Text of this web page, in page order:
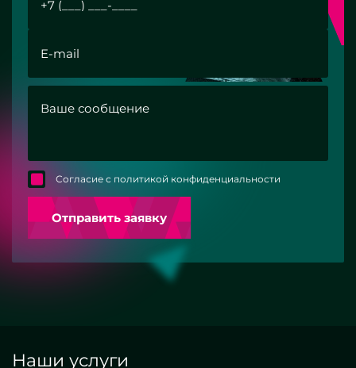
Согласие с политикой конфиденциальности
Отправить заявку
Наши услуги